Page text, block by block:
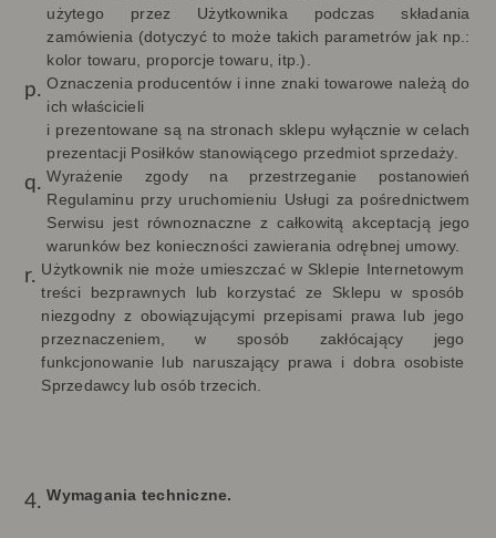
użytego przez Użytkownika podczas składania
zamówienia (dotyczyć to może takich parametrów jak np.:
kolor towaru, proporcje towaru, itp.).
Oznaczenia producentów i inne znaki towarowe należą do
ich właścicieli
i prezentowane są na stronach sklepu wyłącznie w celach
prezentacji Posiłków stanowiącego przedmiot sprzedaży.
Wyrażenie zgody na przestrzeganie postanowień
Regulaminu przy uruchomieniu Usługi za pośrednictwem
Serwisu jest równoznaczne z całkowitą akceptacją jego
warunków bez konieczności zawierania odrębnej umowy.
Użytkownik nie może umieszczać w Sklepie Internetowym
treści bezprawnych lub korzystać ze Sklepu w sposób
niezgodny z obowiązującymi przepisami prawa lub jego
przeznaczeniem, w sposób zakłócający jego
funkcjonowanie lub naruszający prawa i dobra osobiste
Sprzedawcy lub osób trzecich.
Wymagania techniczne.